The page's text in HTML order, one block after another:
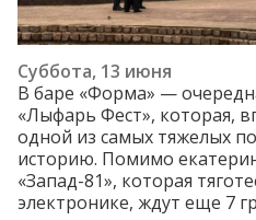
Суббота, 13 июня
В баре «Форма» —
«Лыфарь Фест», которая,
одной из самых тяжелых
историю. Помимо
«Запад-81», которая
электронике, ждут еще 7